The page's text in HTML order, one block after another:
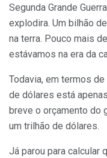
Segunda Grande
explodira. Um bilhão
na terra. Pouco mais
estávamos na era da
Todavia, em termos
de dólares está
breve o orçamento do
um trilhão de dólares.
Já parou para calcular